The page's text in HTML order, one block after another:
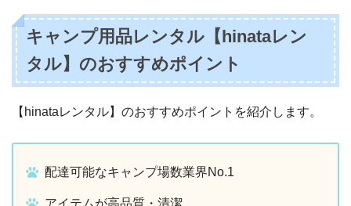
キャンプ用品レンタル【hinataレン
タル】のおすすめポイント
【hinataレンタル】のおすすめポイントを紹介します。
配達可能なキャンプ場数業界No.1
アイテムが高品質・清潔